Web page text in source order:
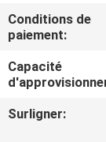
NOUS
DEMANDEZ
Conditions de
paiement:
Capacité
Surligner: